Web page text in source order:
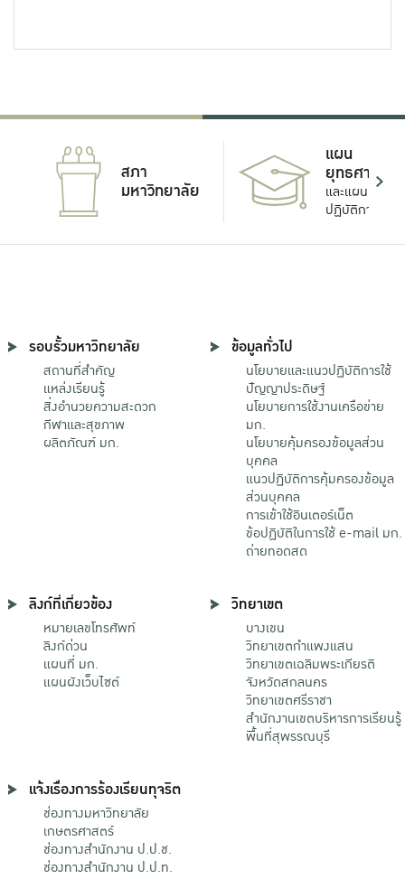
สภา
มหาวิทยาลัย
แผน
ยุทธศาสตร์
และแผน
ปฏิบัติการ
รอบรั้วมหาวิทยาลัย
สถานที่สำคัญ
แหล่งเรียนรู้
สิ่งอำนวยความสะดวก
กีฬาและสุขภาพ
ผลิตภัณฑ์ มก.
ข้อมูลทั่วไป
นโยบายและแนวปฏิบัติการใช้
ปัญญาประดิษฐ์
นโยบายการใช้งานเครือข่าย
มก.
นโยบายคุ้มครองข้อมูลส่วน
บุคคล
แนวปฏิบัติการคุ้มครองข้อมูล
ส่วนบุคคล
การเข้าใช้อินเตอร์เน็ต
ข้อปฏิบัติในการใช้ e-mail มก.
ถ่ายทอดสด
ลิงก์ที่เกี่ยวข้อง
หมายเลขโทรศัพท์
ลิงก์ด่วน
แผนที่ มก.
แผนผังเว็บไซต์
วิทยาเขต
บางเขน
วิทยาเขตกําแพงแสน
วิทยาเขตเฉลิมพระเกียรติ
จังหวัดสกลนคร
วิทยาเขตศรีราชา
สำนักงานเขตบริหารการเรียนรู้
พื้นที่สุพรรณบุรี
แจ้งเรื่องการร้องเรียนทุจริต
ช่องทางมหาวิทยาลัย
เกษตรศาสตร์
ช่องทางสำนักงาน ป.ป.ช.
ช่องทางสำนักงาน ป.ป.ท.